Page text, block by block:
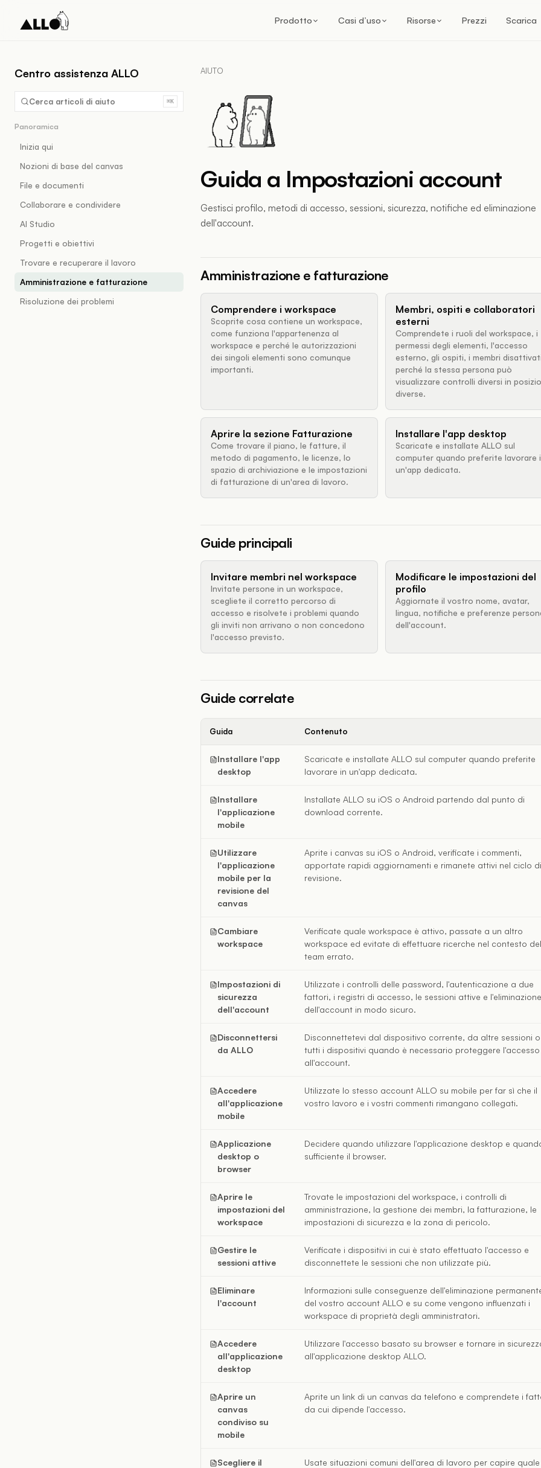
Prodotto Casi d’uso Risorse Prezzi Scarica
Centro assistenza ALLO
Cerca articoli di aiuto ⌘K
Panoramica
Inizia qui
Nozioni di base del canvas
File e documenti
Collaborare e condividere
AI Studio
Progetti e obiettivi
Trovare e recuperare il lavoro
Amministrazione e fatturazione
Risoluzione dei problemi
AIUTO
Guida a Impostazioni account
Gestisci profilo, metodi di accesso, sessioni, sicurezza, notifiche ed eliminazione
dell'account.
Amministrazione e fatturazione
Comprendere i workspace
Scoprite cosa contiene un workspace,
come funziona l'appartenenza al
workspace e perché le autorizzazioni
dei singoli elementi sono comunque
importanti.
Membri, ospiti e collaboratori
esterni
Comprendete i ruoli del workspace, i
permessi degli elementi, l'accesso
esterno, gli ospiti, i membri
perché la stessa persona può
visualizzare controlli diversi in
diverse.
Aprire la sezione Fatturazione
Come trovare il piano, le fatture, il
metodo di pagamento, le licenze, lo
spazio di archiviazione e le impostazioni
di fatturazione di un'area di lavoro.
Installare l'app desktop
Scaricate e installate ALLO sul
computer quando preferite lavorare
un'app dedicata.
Guide principali
Invitare membri nel workspace
Invitate persone in un workspace,
scegliete il corretto percorso di
accesso e risolvete i problemi quando
gli inviti non arrivano o non concedono
l'accesso previsto.
Modificare le impostazioni del
profilo
Aggiornate il vostro nome, avatar,
lingua, notifiche e preferenze
dell'account.
Guide correlate
Guida Contenuto
Installare l'app
desktop
Scaricate e installate ALLO sul computer quando preferite
lavorare in un'app dedicata.
Installare
l'applicazione
mobile
Installate ALLO su iOS o Android partendo dal punto di
download corrente.
Utilizzare
l'applicazione
mobile per la
revisione del
canvas
Aprite i canvas su iOS o Android, verificate i commenti,
apportate rapidi aggiornamenti e rimanete attivi nel ciclo di
revisione.
Cambiare
workspace
Verificate quale workspace è attivo, passate a un altro
workspace ed evitate di effettuare ricerche nel contesto del
team errato.
Impostazioni di
sicurezza
dell'account
Utilizzate i controlli delle password, l'autenticazione a due
fattori, i registri di accesso, le sessioni attive e l'eliminazione
dell'account in modo sicuro.
Disconnettersi
da ALLO
Disconnettetevi dal dispositivo corrente, da altre sessioni
tutti i dispositivi quando è necessario proteggere l'accesso
all'account.
Accedere
all'applicazione
mobile
Utilizzate lo stesso account ALLO su mobile per far sì che il
vostro lavoro e i vostri commenti rimangano collegati.
Applicazione
desktop o
browser
Decidere quando utilizzare l'applicazione desktop e
sufficiente il browser.
Aprire le
impostazioni del
workspace
Trovate le impostazioni del workspace, i controlli di
amministrazione, la gestione dei membri, la fatturazione, le
impostazioni di sicurezza e la zona di pericolo.
Gestire le
sessioni attive
Verificate i dispositivi in cui è stato effettuato l'accesso e
disconnettete le sessioni che non utilizzate più.
Eliminare
l'account
Informazioni sulle conseguenze dell'eliminazione
del vostro account ALLO e su come vengono influenzati i
workspace di proprietà degli amministratori.
Accedere
all'applicazione
desktop
Utilizzare l'accesso basato su browser e tornare in
all'applicazione desktop ALLO.
Aprire un
canvas
condiviso su
mobile
Aprite un link di un canvas da telefono e comprendete i
da cui dipende l'accesso.
Scegliere il
Usate situazioni comuni dell'area di lavoro per capire quale